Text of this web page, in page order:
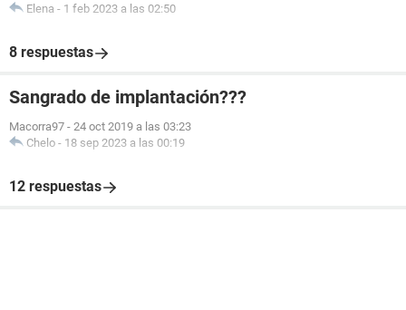
Elena - 1 feb 2023 a las 02:50
8 respuestas
Sangrado de implantación???
Macorra97 - 24 oct 2019 a las 03:23
Chelo - 18 sep 2023 a las 00:19
12 respuestas